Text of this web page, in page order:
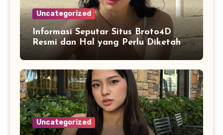
Uncategorized
Informasi Seputar Situs Broto4D
Resmi dan Hal yang Perlu Diketahui
Pengguna
Uncategorized